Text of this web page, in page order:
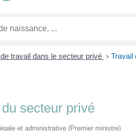
travail dans le secteur privé > Travail
secteur privé
et administrative (Premier ministre)